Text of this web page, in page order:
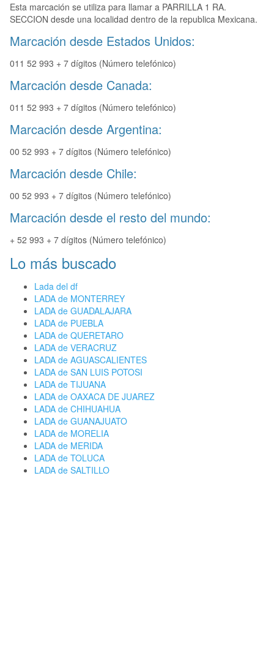
Esta marcación se utiliza para llamar a PARRILLA 1 RA.
SECCION desde una localidad dentro de la republica Mexicana.
Marcación desde Estados Unidos:
011 52 993 + 7 dígitos (Número telefónico)
Marcación desde Canada:
011 52 993 + 7 dígitos (Número telefónico)
Marcación desde Argentina:
00 52 993 + 7 dígitos (Número telefónico)
Marcación desde Chile:
00 52 993 + 7 dígitos (Número telefónico)
Marcación desde el resto del mundo:
+ 52 993 + 7 dígitos (Número telefónico)
Lo más buscado
Lada del df
LADA de MONTERREY
LADA de GUADALAJARA
LADA de PUEBLA
LADA de QUERETARO
LADA de VERACRUZ
LADA de AGUASCALIENTES
LADA de SAN LUIS POTOSI
LADA de TIJUANA
LADA de OAXACA DE JUAREZ
LADA de CHIHUAHUA
LADA de GUANAJUATO
LADA de MORELIA
LADA de MERIDA
LADA de TOLUCA
LADA de SALTILLO